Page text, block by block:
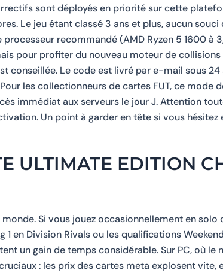
sont déployés en priorité sur cette
Le jeu étant classé 3 ans et plus, aucun
recommandé (AMD Ryzen 5 1600 à
pour profiter du nouveau moteur de
conseillée. Le code est livré par e-mail sous
les collectionneurs de cartes FUT, ce mode
immédiat aux serveurs le jour J. Attention
Un point à garder en tête si vous
ULTIMATE EDITION
Si vous jouez occasionnellement en solo
1 en Division Rivals ou les qualifications
un gain de temps considérable. Sur PC, où
: les prix des cartes meta explosent